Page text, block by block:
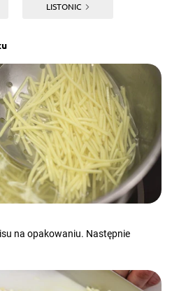
LISTONIC
na opakowaniu. Następnie